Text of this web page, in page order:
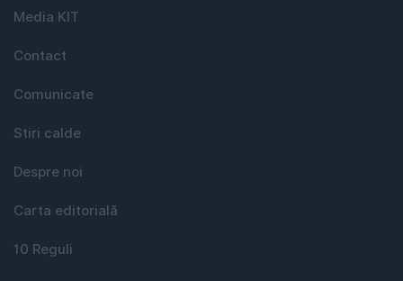
Media KIT
Contact
Comunicate
Stiri calde
Despre noi
Carta editorială
10 Reguli